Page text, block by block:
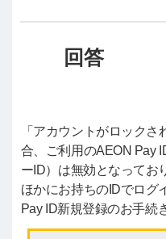
「アカウントがロック
合、ご利用のAEON Pay
ーID）は無効となってお
ほかにお持ちのIDでログ
Pay ID新規登録のお手続